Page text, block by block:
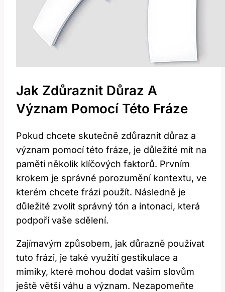
Jak Zdůraznit Důraz A
Význam Pomocí Této Fráze
Pokud chcete skutečně zdůraznit důraz a
význam pomocí této fráze, je důležité mít na
paměti několik klíčových faktorů. Prvním
krokem je správné porozumění kontextu, ve
kterém chcete frázi použít. Následně je
důležité zvolit správný tón a intonaci, která
podpoří vaše sdělení.
Zajímavým způsobem, jak důrazně používat
tuto frázi, je také využití gestikulace a
mimiky, které mohou dodat vašim slovům
ještě větší váhu a význam. Nezapomeňte